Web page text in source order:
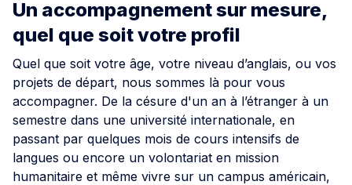
Un accompagnement sur mesure,
quel que soit votre profil
Quel que soit votre âge, votre niveau d’anglais, ou vos
projets de départ, nous sommes là pour vous
accompagner. De la césure d'un an à l’étranger à un
semestre dans une université internationale, en
passant par quelques mois de cours intensifs de
langues ou encore un volontariat en mission
humanitaire et même vivre sur un campus américain,